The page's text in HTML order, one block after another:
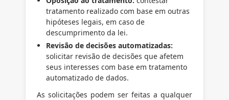
tratamento realizado com base em outras
hipóteses legais, em caso de
descumprimento da lei.
Revisão de decisões automatizadas:
solicitar revisão de decisões que afetem
seus interesses com base em tratamento
automatizado de dados.
As solicitações podem ser feitas a qualquer